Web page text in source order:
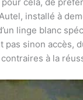
cela, de
installé à
linge blanc
sinon accès,
à la